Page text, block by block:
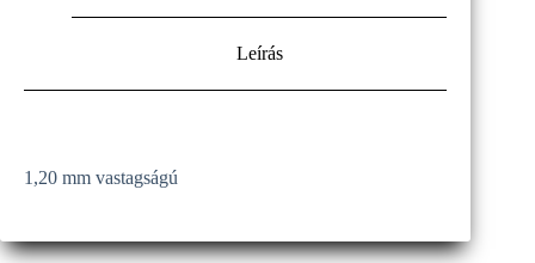
Leírás
1,20 mm vastagságú